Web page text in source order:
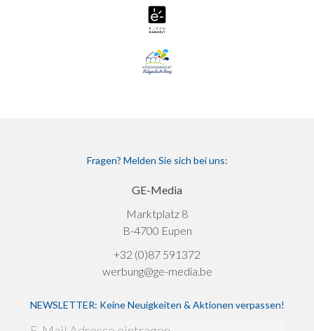
Fragen? Melden Sie sich bei uns:
GE-Media
Marktplatz 8
B-4700 Eupen
+32 (0)87 591372
werbung@ge-media.be
NEWSLETTER: Keine Neuigkeiten & Aktionen verpassen!